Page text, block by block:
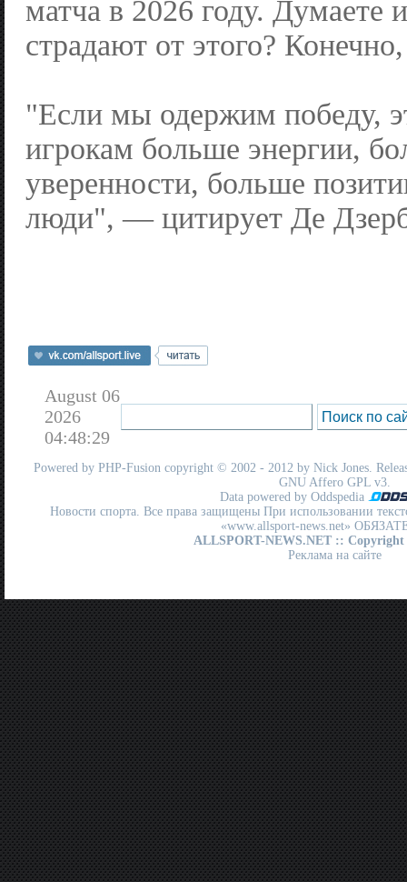
матча в 2026 году. Думаете
страдают от этого?
"Если мы одержим победу,
игрокам больше энергии,
уверенности, больше
люди", — цитирует Де
August 06
2026
04:48:29
Powered by PHP-Fusion copyright © 2002 - 2012 by Nick Jones.
GNU Affero GPL v3.
Data powered by Oddspedia
Новости спорта. Все права защищены При использовании
«www.allsport-news.net»
ALLSPORT-NEWS.NET :: Copyright
Реклама на сайте